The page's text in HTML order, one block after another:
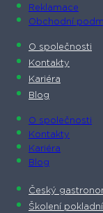
Reklamace
Obchodní
O společnosti​
Kontakty
Kariéra
Blog
O společnosti​
Kontakty
Kariéra
Blog
Český
Školení